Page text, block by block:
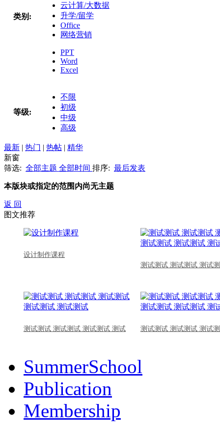
类别:
云计算/大数据
升学/留学
Office
网络营销
PPT
Word
Excel
等级:
不限
初级
中级
高级
最新 | 热门 | 热帖 | 精华
新窗
筛选: 全部主题 全部时间 排序: 最后发表
本版块或指定的范围内尚无主题
返 回
图文推荐
设计制作课程
测试测试 测试测试 测试
测试测试 测试测试 测试测试 测试 测试测试 测试测试 测试
SummerSchool
Publication
Membership